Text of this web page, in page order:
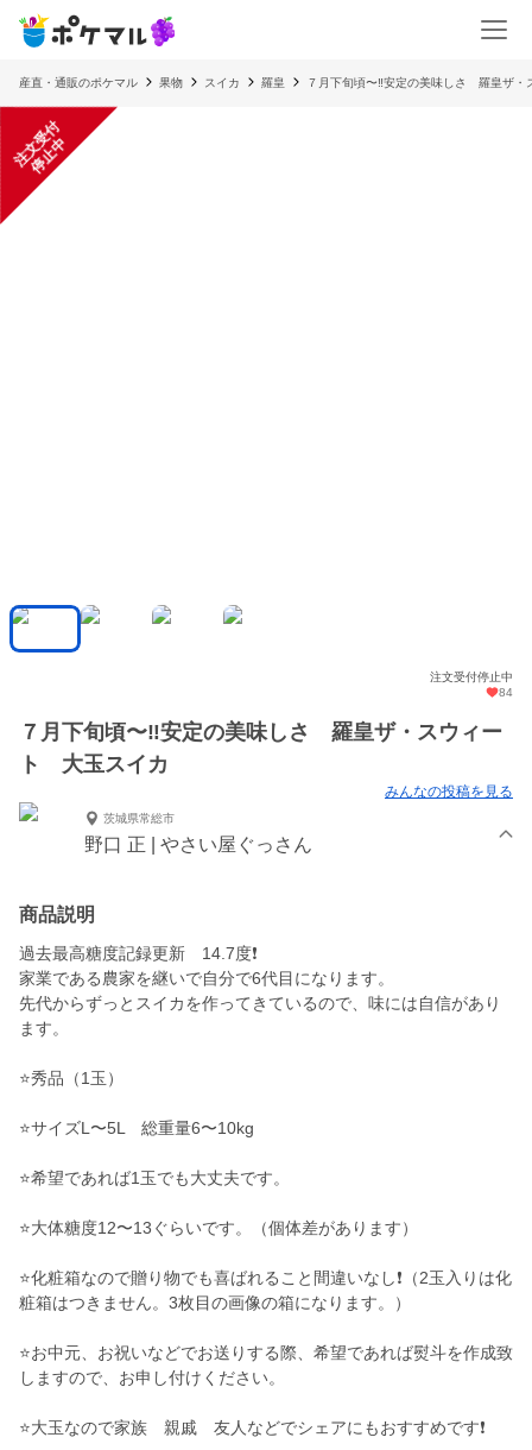
産直・通販のポケマル 果物 スイカ 羅皇 ７月下旬頃〜‼️安定の美味しさ 羅皇ザ
注
文
受
付
停
止
中
注文受付停止中
84
７月下旬頃〜‼️安定の美味しさ 羅皇ザ・スウィー
ト 大玉スイカ
みんなの投稿を見る
茨城県常総市
野口 正 | やさい屋ぐっさん
商品説明
過去最高糖度記録更新 14.7度❗️
家業である農家を継いで自分で6代目になります。
先代からずっとスイカを作ってきているので、味には自信があり
ます。
⭐️秀品（1玉）
⭐️サイズL〜5L 総重量6〜10kg
⭐️希望であれば1玉でも大丈夫です。
⭐️大体糖度12〜13ぐらいです。（個体差があります）
⭐️化粧箱なので贈り物でも喜ばれること間違いなし❗️（2玉入りは化
粧箱はつきません。3枚目の画像の箱になります。）
⭐️お中元、お祝いなどでお送りする際、希望であれば熨斗を作成致
しますので、お申し付けください。
⭐️大玉なので家族 親戚 友人などでシェアにもおすすめです❗️